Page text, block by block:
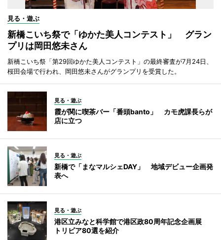
見る・遊ぶ
新橋こいち祭で「ゆかた美人コンテスト」 グラン
プリは岡田悠未さん
新橋こいち祭「第29回ゆかた美人コンテスト」の最終審査が7月24日、
桜田会場で行われ、岡田悠未さんがグランプリを受賞した。
見る・遊ぶ
霞が関に喫茶バー「番頭banto」 カモ虎課長らが
店に立つ
見る・遊ぶ
新橋で「まなマルシェDAY」 地域デビュー企画発
表へ
見る・遊ぶ
港区立みなと科学館で港区政80周年記念企画展
トリビア80選を紹介